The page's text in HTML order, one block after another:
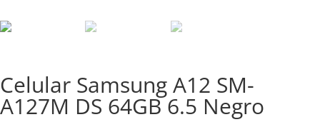
Celular Samsung A12 SM-
A127M DS 64GB 6.5 Negro